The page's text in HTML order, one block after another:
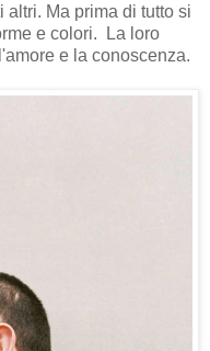
altri. Ma prima di tutto si
e colori. La loro
e la conoscenza.